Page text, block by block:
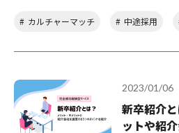
カルチャーマッチ 中途採用
2023/01/06
新卒紹介
ットや紹